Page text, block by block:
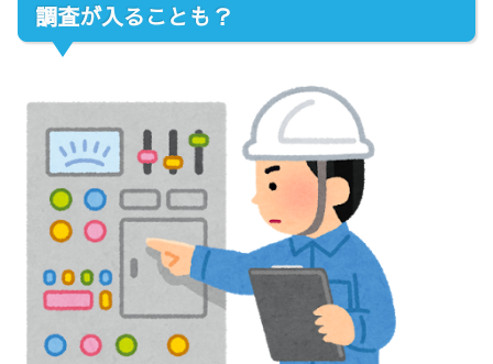
調査が入ることも？